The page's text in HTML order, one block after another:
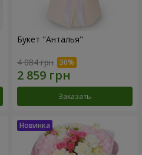
Букет "Анталья"
4 084 грн
Заказать